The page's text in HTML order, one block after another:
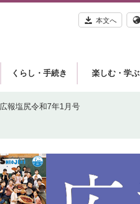
本文へ
くらし・手続き 楽しむ・学ぶ
広報塩尻令和7年1月号